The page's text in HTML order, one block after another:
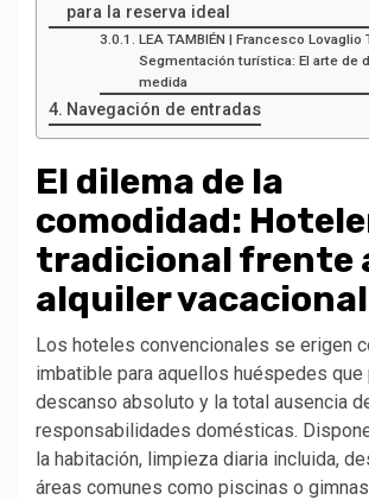
para la reserva ideal
LEA TAMBIÉN | Francesco Lovaglio
Segmentación turística: El arte de
medida
Navegación de entradas
El dilema de la
comodidad:
tradicional frente
alquiler vacacional
Los hoteles convencionales se erigen
imbatible para aquellos huéspedes
descanso absoluto y la total ausencia
responsabilidades domésticas.
la habitación, limpieza diaria incluida,
áreas comunes como piscinas o